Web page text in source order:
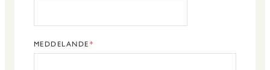
MEDDELANDE